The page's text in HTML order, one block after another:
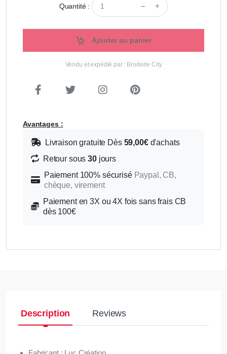
Quantité :
Ajouter au panier
Vendu et expédié par : Broderie City
Avantages :
Livraison gratuite Dès 59,00€d'achats
Retour sous30jours
Paiement 100% sécurisé Paypal, CB,
chèque, virement
Paiement en 3X ou 4X fois sans frais CB
dès 100€
Description Reviews